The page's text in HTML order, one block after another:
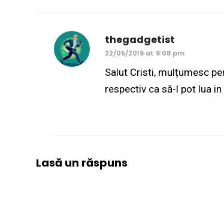
thegadgetist
22/05/2019 at 9:08 pm
Salut Cristi, mulțumesc
respectiv ca să-l pot lua
Lasă un răspuns